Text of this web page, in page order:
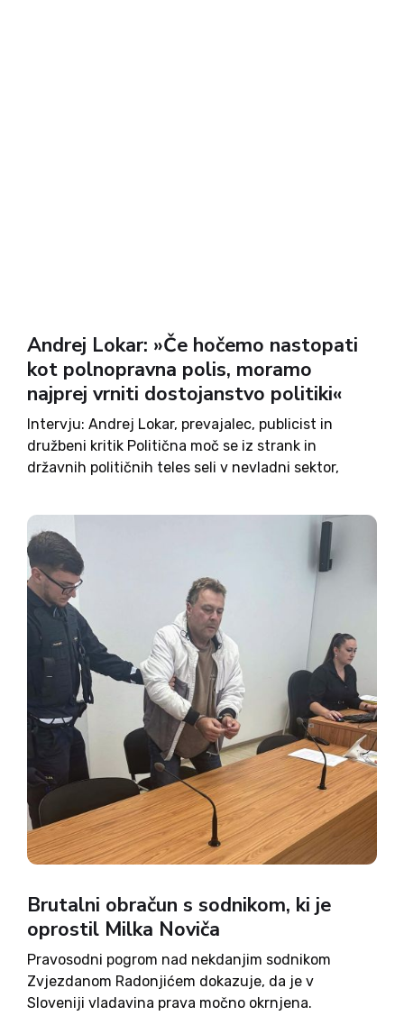
Andrej Lokar: »Če hočemo nastopati
kot polnopravna polis, moramo
najprej vrniti dostojanstvo politiki«
Intervju: Andrej Lokar, prevajalec, publicist in
družbeni kritik Politična moč se iz strank in
državnih političnih teles seli v nevladni sektor,
»depolitizacija«. – Nedvomno pri delovanju JAK
obstajajo stvari, zaradi katerih bi jih bilo mogoče...
Brutalni obračun s sodnikom, ki je
oprostil Milka Noviča
Pravosodni pogrom nad nekdanjim sodnikom
Zvjezdanom Radonjićem dokazuje, da je v
Sloveniji vladavina prava močno okrnjena.